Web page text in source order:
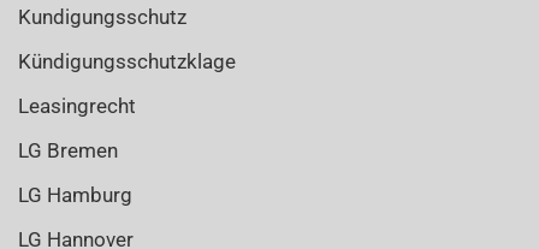
Kundigungsschutz
Kündigungsschutzklage
Leasingrecht
LG Bremen
LG Hamburg
LG Hannover